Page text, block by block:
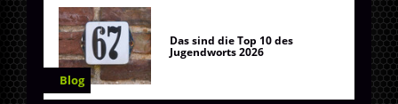
Blog
Das sind die Top 10 des
Jugendworts 2026